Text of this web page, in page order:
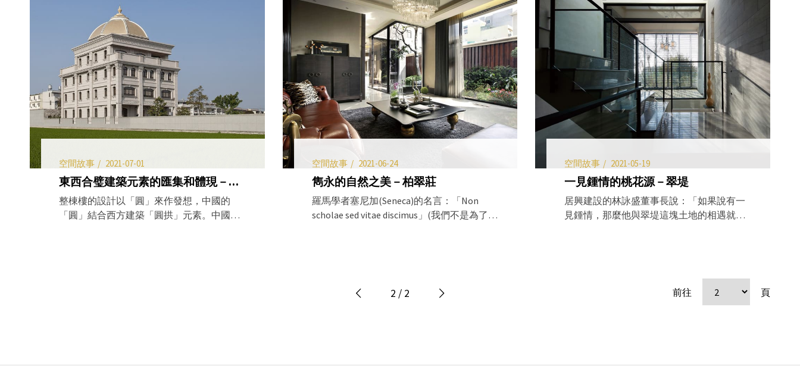
活品味，不論是將不同特色的藝術融入建築
中、或是將每一個軟硬體規劃執行至極致，
都能改變生活的姿態，進而潛移默化提升居
住者的內涵。
細的五感探索，更為造訪高雄的旅人， 烙印
下振奮欣喜的封記。
空間故事 2021-07-01
東西合璧建築元素的匯集和體現－嘉義葉公館
整棟樓的設計以「圓」來作發想，中國的
「圓」結合西方建築「圓拱」元素。中國的
空間故事 2021-06-24
雋永的自然之美－柏翠莊
羅馬學者塞尼加(Seneca)的名言：「Non
scholae sed vitae discimus」(我們不是為了學
執著，以日本職人精神鑽研琢磨於建設領
域，對建築與生活很有想法的他，與專業團
空間故事 2021-05-19
一見鍾情的桃花源－翠堤
居興建設的林詠盛董事長說：「如果說有一
見鍾情，那麼他與翠堤這塊土地的相遇就
自然，於是在後來得知這塊土地在短時間被
買走，林董事長馬上找到新地主以更高價位
2 / 2 前往 頁